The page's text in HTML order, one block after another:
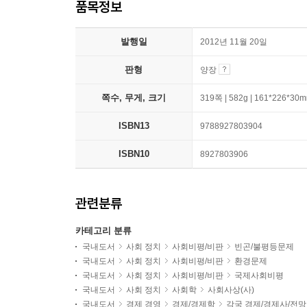
품목정보
발행일 2012년 11월 20일
판형 양장
쪽수, 무게, 크기 319쪽 | 582g |
ISBN13 9788927803904
ISBN10 8927803906
관련분류
카테고리 분류
국내도서 사회 정치 사회비평/비판
빈곤/불평등문제
국내도서
사회 정치 사회비평/비판
환경문제
국내도서
사회 정치 사회비평/비판
국제사회비평
국내도서
사회 정치 사회학
사회사상(사)
국내도서
경제 경영 경제/경제학 각국 경제/경제사/전망